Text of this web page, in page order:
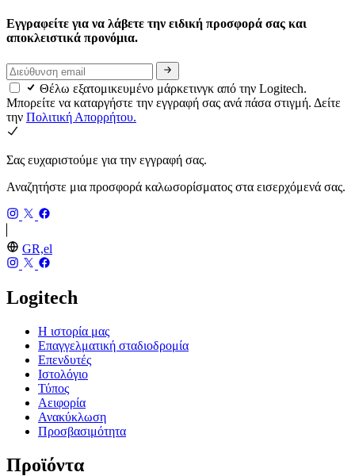
Εγγραφείτε για να λάβετε την ειδική προσφορά σας και
αποκλειστικά προνόμια.
Θέλω εξατομικευμένο μάρκετινγκ από την Logitech.
Μπορείτε να καταργήστε την εγγραφή σας ανά πάσα στιγμή. Δείτε
την Πολιτική Απορρήτου.
Σας ευχαριστούμε για την εγγραφή σας.
Αναζητήστε μια προσφορά καλωσορίσματος στα εισερχόμενά σας.
GR,el
Logitech
Η ιστορία μας
Επαγγελματική σταδιοδρομία
Επενδυτές
Ιστολόγιο
Τύπος
Αειφορία
Ανακύκλωση
Προσβασιμότητα
Προϊόντα